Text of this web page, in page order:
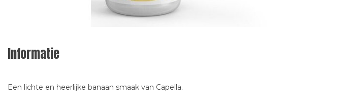
Informatie
Een lichte en heerlijke banaan smaak van Capella.